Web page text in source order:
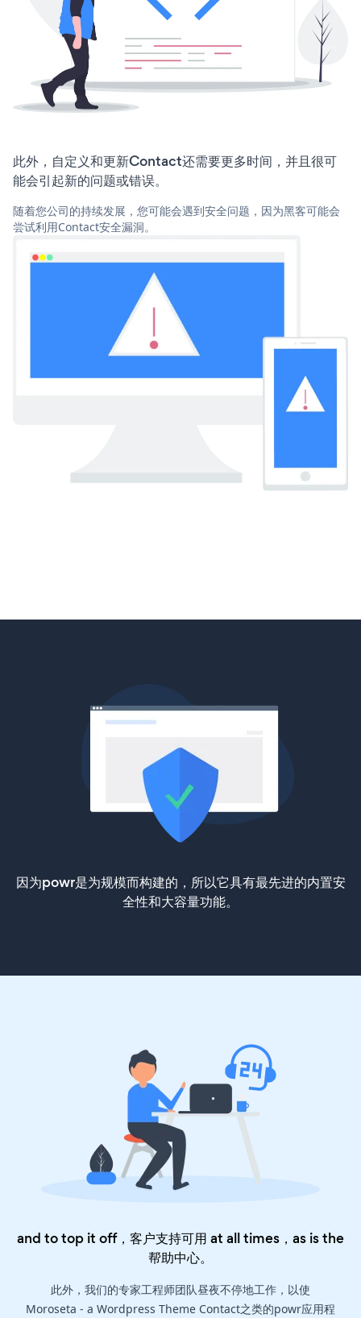
此外，自定义和更新Contact还需要更多时间，并且很可
能会引起新的问题或错误。
随着您公司的持续发展，您可能会遇到安全问题，因为黑客可能会
尝试利用Contact安全漏洞。
因为powr是为规模而构建的，所以它具有最先进的内置安
全性和大容量功能。
and to top it off，客户支持可用 at all times，as is the
帮助中心。
此外，我们的专家工程师团队昼夜不停地工作，以使
Moroseta - a Wordpress Theme Contact之类的powr应用程